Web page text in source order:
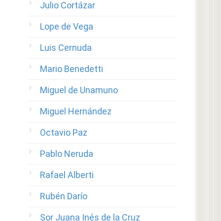
Julio Cortázar
Lope de Vega
Luis Cernuda
Mario Benedetti
Miguel de Unamuno
Miguel Hernández
Octavio Paz
Pablo Neruda
Rafael Alberti
Rubén Darío
Sor Juana Inés de la Cruz